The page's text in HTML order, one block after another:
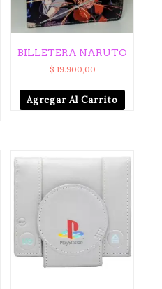
BILLETERA NARUTO
$ 19.900,00
Agregar Al Carrito